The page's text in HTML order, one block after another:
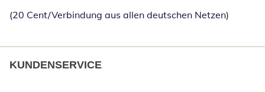
(20 Cent/Verbindung aus allen deutschen Netzen)
KUNDENSERVICE